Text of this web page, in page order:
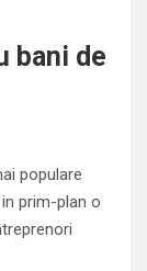
bani de
populare
prim-plan o